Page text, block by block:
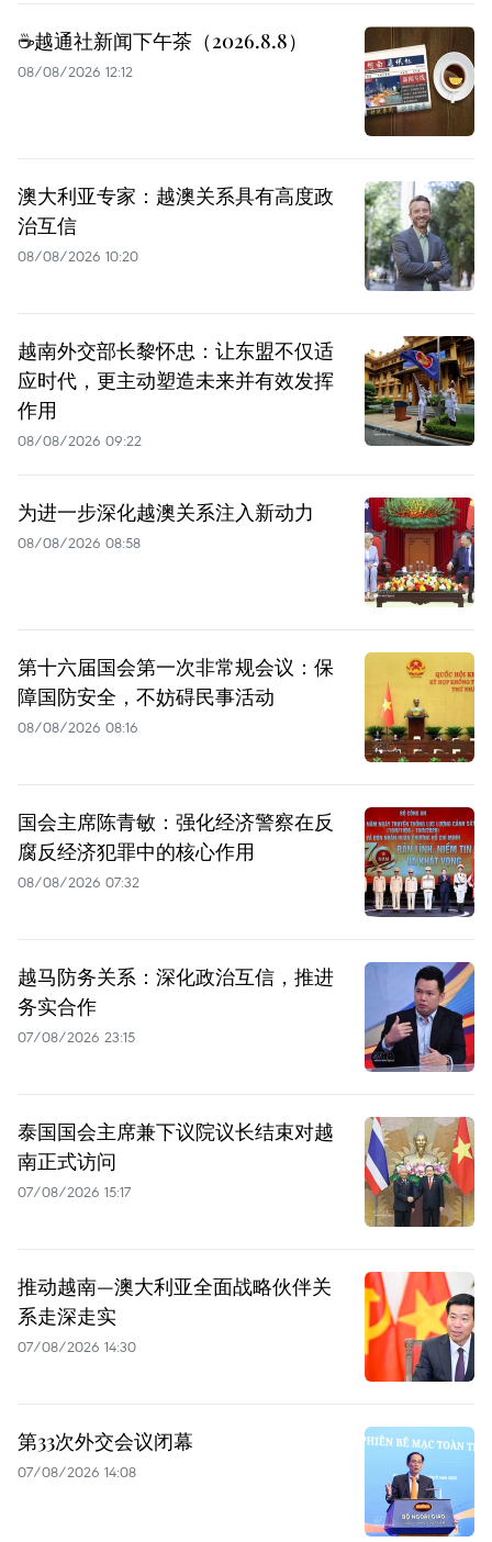
☕️越通社新闻下午茶（2026.8.8）
08/08/2026 12:12
澳大利亚专家：越澳关系具有高度政
治互信
08/08/2026 10:20
越南外交部长黎怀忠：让东盟不仅适
应时代，更主动塑造未来并有效发挥
作用
08/08/2026 09:22
为进一步深化越澳关系注入新动力
08/08/2026 08:58
第十六届国会第一次非常规会议：保
障国防安全，不妨碍民事活动
08/08/2026 08:16
国会主席陈青敏：强化经济警察在反
腐反经济犯罪中的核心作用
08/08/2026 07:32
越马防务关系：深化政治互信，推进
务实合作
07/08/2026 23:15
泰国国会主席兼下议院议长结束对越
南正式访问
07/08/2026 15:17
推动越南—澳大利亚全面战略伙伴关
系走深走实
07/08/2026 14:30
第33次外交会议闭幕
07/08/2026 14:08